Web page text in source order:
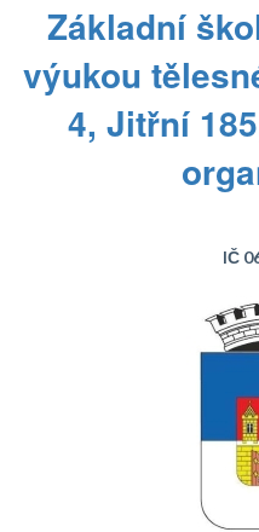
Základní
výukou
4, Jitřní
IČ